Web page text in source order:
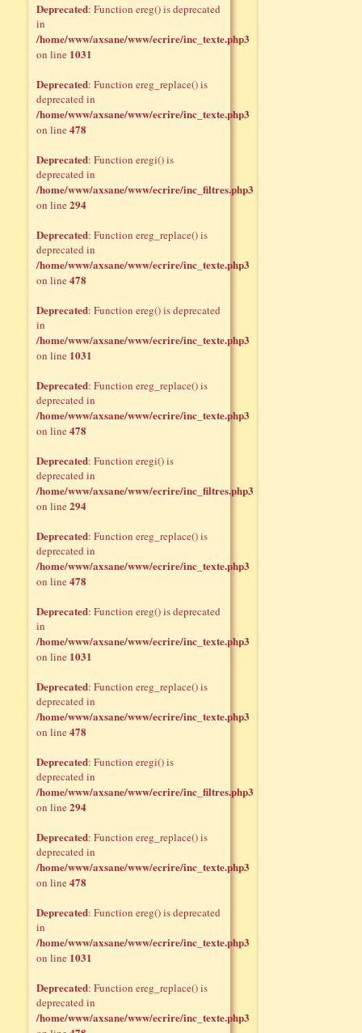
Deprecated: Function ereg() is deprecated
in
/home/www/axsane/www/ecrire/inc_texte.php3
on line 1031
Deprecated: Function ereg_replace() is
deprecated in
/home/www/axsane/www/ecrire/inc_texte.php3
on line478
Deprecated: Function eregi() is
deprecated in
/home/www/axsane/www/ecrire/inc_filtres.php3
on line294
Deprecated: Function ereg_replace() is
deprecated in
/home/www/axsane/www/ecrire/inc_texte.php3
on line478
Deprecated: Function ereg() is deprecated
in
/home/www/axsane/www/ecrire/inc_texte.php3
on line 1031
Deprecated: Function ereg_replace() is
deprecated in
/home/www/axsane/www/ecrire/inc_texte.php3
on line478
Deprecated: Function eregi() is
deprecated in
/home/www/axsane/www/ecrire/inc_filtres.php3
on line294
Deprecated: Function ereg_replace() is
deprecated in
/home/www/axsane/www/ecrire/inc_texte.php3
on line478
Deprecated: Function ereg() is deprecated
in
/home/www/axsane/www/ecrire/inc_texte.php3
on line 1031
Deprecated: Function ereg_replace() is
deprecated in
/home/www/axsane/www/ecrire/inc_texte.php3
on line478
Deprecated: Function eregi() is
deprecated in
/home/www/axsane/www/ecrire/inc_filtres.php3
on line294
Deprecated: Function ereg_replace() is
deprecated in
/home/www/axsane/www/ecrire/inc_texte.php3
on line478
Deprecated: Function ereg() is deprecated
in
/home/www/axsane/www/ecrire/inc_texte.php3
on line 1031
Deprecated: Function ereg_replace() is
deprecated in
/home/www/axsane/www/ecrire/inc_texte.php3